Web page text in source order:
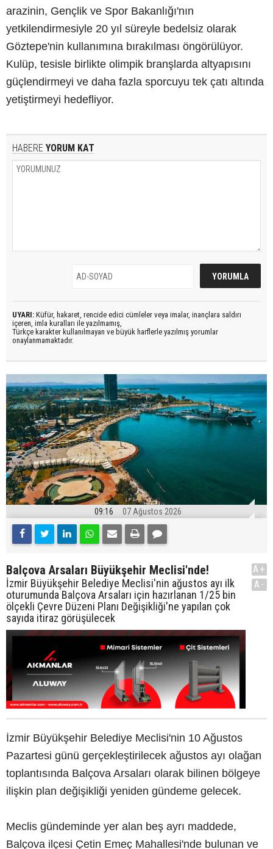
arazinin, Gençlik ve Spor Bakanlığı'nın
yetkilendirmesiyle 20 yıl süreyle bedelsiz olarak
Göztepe'nin kullanımına bırakılması öngörülüyor.
Kulüp, tesisle birlikte olimpik branşlarda altyapısını
güçlendirmeyi ve daha fazla sporcuyu tek çatı altında
yetiştirmeyi hedefliyor.
HABERE YORUM KAT
UYARI: Küfür, hakaret, rencide edici cümleler veya imalar, inançlara saldırı
içeren, imla kuralları ile yazılmamış,
Türkçe karakter kullanılmayan ve büyük harflerle yazılmış yorumlar
onaylanmamaktadır.
09:16 07 Ağustos 2026
Balçova Arsaları Büyükşehir Meclisi'nde!
İzmir Büyükşehir Belediye Meclisi'nin ağustos ayı ilk
oturumunda Balçova Arsaları için hazırlanan 1/25 bin
ölçekli Çevre Düzeni Planı Değişikliği'ne yapılan çok
sayıda itiraz görüşülecek
A+
A-
İzmir Büyükşehir Belediye Meclisi'nin 10 Ağustos
Pazartesi günü gerçekleştirilecek ağustos ayı olağan
toplantısında Balçova Arsaları olarak bilinen bölgeye
ilişkin plan değişikliği yeniden gündeme gelecek.
Meclis gündeminde yer alan beş ayrı maddede,
Balçova ilçesi Çetin Emeç Mahallesi'nde bulunan ve